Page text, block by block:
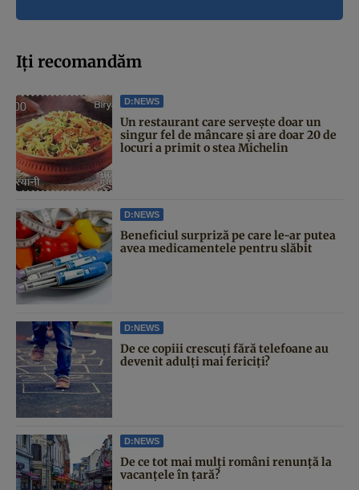
Iți recomandăm
D:NEWS
Un restaurant care servește doar un
singur fel de mâncare și are doar 20 de
locuri a primit o stea Michelin
D:NEWS
Beneficiul surpriză pe care le-ar putea
avea medicamentele pentru slăbit
D:NEWS
De ce copiii crescuți fără telefoane au
devenit adulți mai fericiți?
D:NEWS
De ce tot mai mulți români renunță la
vacanțele în țară?